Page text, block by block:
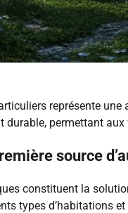
représente
durable, permettant
source
constituent la
types d’habitations